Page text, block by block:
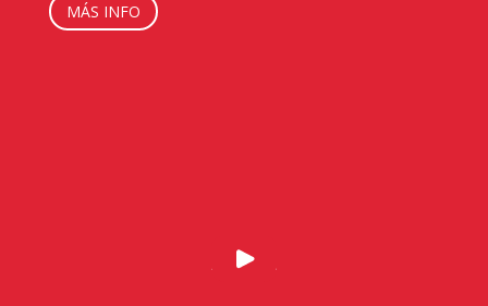
MÁS INFO